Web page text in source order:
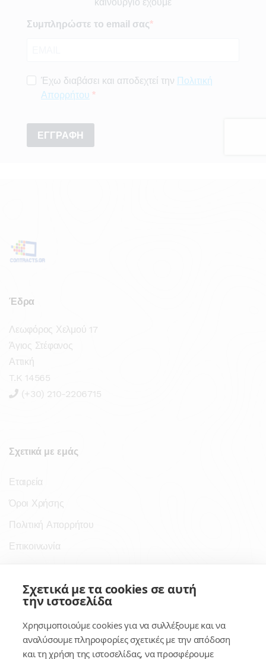
Έδρα
Λεωφόρος Χελμού 17
Άγιος Στέφανος
Αττική
T.K 14565
(+30) 210-2206715
Σχετικά με εμάς
Εταιρεία
Όροι Χρήσης
Πολιτική Απορρήτου
Επικοινωνία
Σύνδεσμοι
Κέντρο Γνώσης
Πλατφόρμα
Σχετικά με τα cookies σε αυτή
την ιστοσελίδα
Χρησιμοποιούμε cookies για να συλλέξουμε και να
αναλύσουμε πληροφορίες σχετικές με την απόδοση
και τη χρήση της ιστοσελίδας, να προσφέρουμε